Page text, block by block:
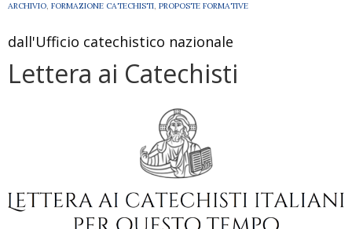
ARCHIVIO, FORMAZIONE CATECHISTI, PROPOSTE FORMATIVE
dall'Ufficio catechistico nazionale
Lettera ai Catechisti